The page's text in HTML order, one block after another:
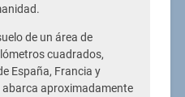
de un área de
cuadrados,
España, Francia y
aproximadamente